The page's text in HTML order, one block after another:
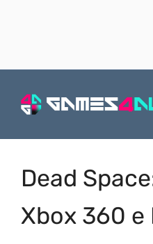
Dead
Xbox 360 e